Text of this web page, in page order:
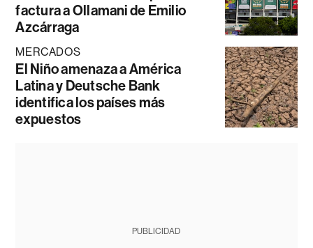
factura a Ollamani de Emilio
Azcárraga
MERCADOS
El Niño amenaza a América
Latina y Deutsche Bank
identifica los países más
expuestos
PUBLICIDAD